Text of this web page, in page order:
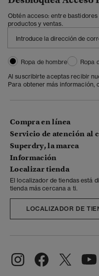
Obtén acceso: entre
productos y ventas.
Ropa de hombre
Ropa
Al suscribirte aceptas recibir
Para obtener más información,
Compra en línea
Servicio de atención al
Superdry, la marca
Información
Localizar tienda
El localizador de tiendas está
tienda más cercana a ti.
LOCALIZADOR DE